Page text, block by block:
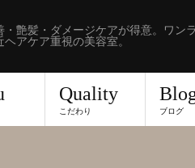
・艶髪・ダメージケアが得意。ワン
ヘアケア重視の美容室。
Quality
こだわり ブログ